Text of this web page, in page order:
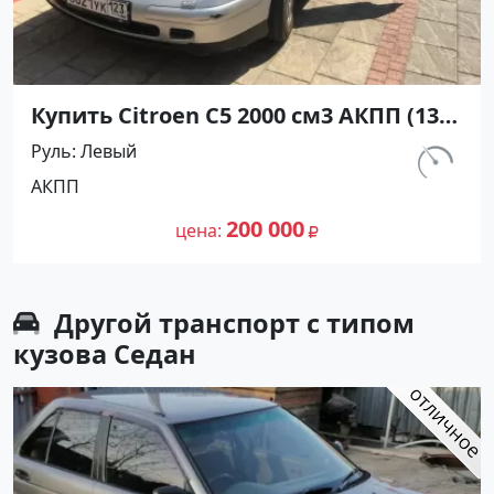
Купить Citroen C5 2000 см3 АКПП (136
л.с.) Бензин инжектор в Краснодар:
цвет Серебристый Лифтбек 2002
года по цене 200000 рублей,
объявление №17980 на сайте
Авторынок23
км.
Руль Левый
АКПП
цена 200 000
Другой транспорт с типом
кузова Седан